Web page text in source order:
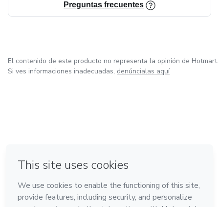
Preguntas frecuentes
El contenido de este producto no representa la opinión de Hotmart.
Si ves informaciones inadecuadas, denúncialas aquí
Hecho con❤ en Ciudad de México